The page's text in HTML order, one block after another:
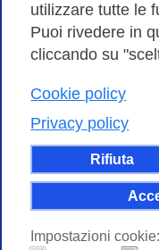
utilizzare tutte le
Puoi rivedere in
cliccando su
Cookie policy
Privacy policy
Rifiuta
Impostazioni cookie:
Consortium GARR -
| CF
Il contenuto di
altrimenti
stesso